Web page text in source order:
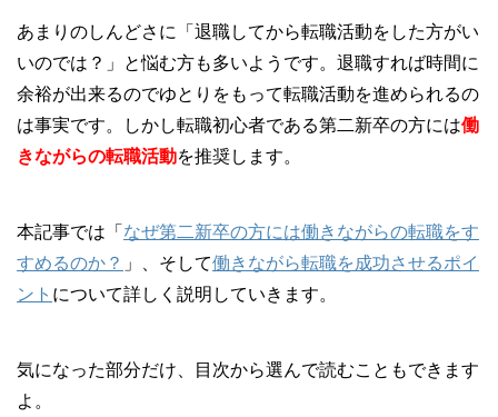
あまりのしんどさに「退職してから転職活動をした方がい
いのでは？」と悩む方も多いようです。退職すれば時間に
余裕が出来るのでゆとりをもって転職活動を進められるの
は事実です。しかし転職初心者である第二新卒の方には働
きながらの転職活動を推奨します。
本記事では「なぜ第二新卒の方には働きながらの転職をす
すめるのか？ 」、そして働きながら転職を成功させるポイ
ント について詳しく説明していきます。
気になった部分だけ、目次から選んで読むこともできます
よ。